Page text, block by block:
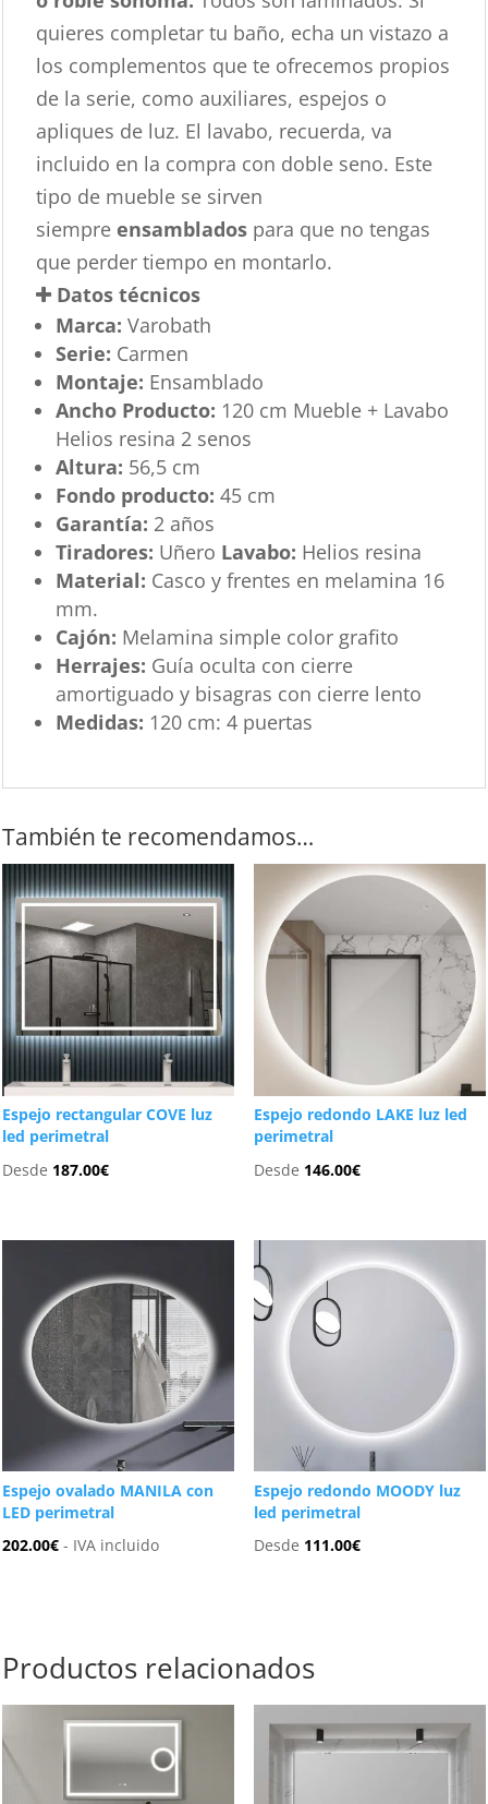
quieres completar tu baño, echa un vistazo a
los complementos que te ofrecemos propios
de la serie, como auxiliares, espejos o
apliques de luz. El lavabo, recuerda, va
incluido en la compra con doble seno. Este
tipo de mueble se sirven
siempre ensamblados para que no tengas
que perder tiempo en montarlo.
Datos técnicos
Marca: Varobath
Serie: Carmen
Montaje: Ensamblado
Ancho Producto: 120 cm Mueble + Lavabo
Helios resina 2 senos
Altura: 56,5 cm
Fondo producto: 45 cm
Garantía: 2 años
Tiradores: Uñero Lavabo: Helios resina
Material: Casco y frentes en melamina 16
mm.
Cajón: Melamina simple color grafito
Herrajes: Guía oculta con cierre
amortiguado y bisagras con cierre lento
Medidas: 120 cm: 4 puertas
También te recomendamos…
Espejo rectangular COVE luz
led perimetral
Desde 187.00€
Espejo redondo LAKE luz led
perimetral
Desde 146.00€
Espejo ovalado MANILA con
LED perimetral
202.00€ - IVA incluido
Espejo redondo MOODY luz
led perimetral
Desde 111.00€
Productos relacionados